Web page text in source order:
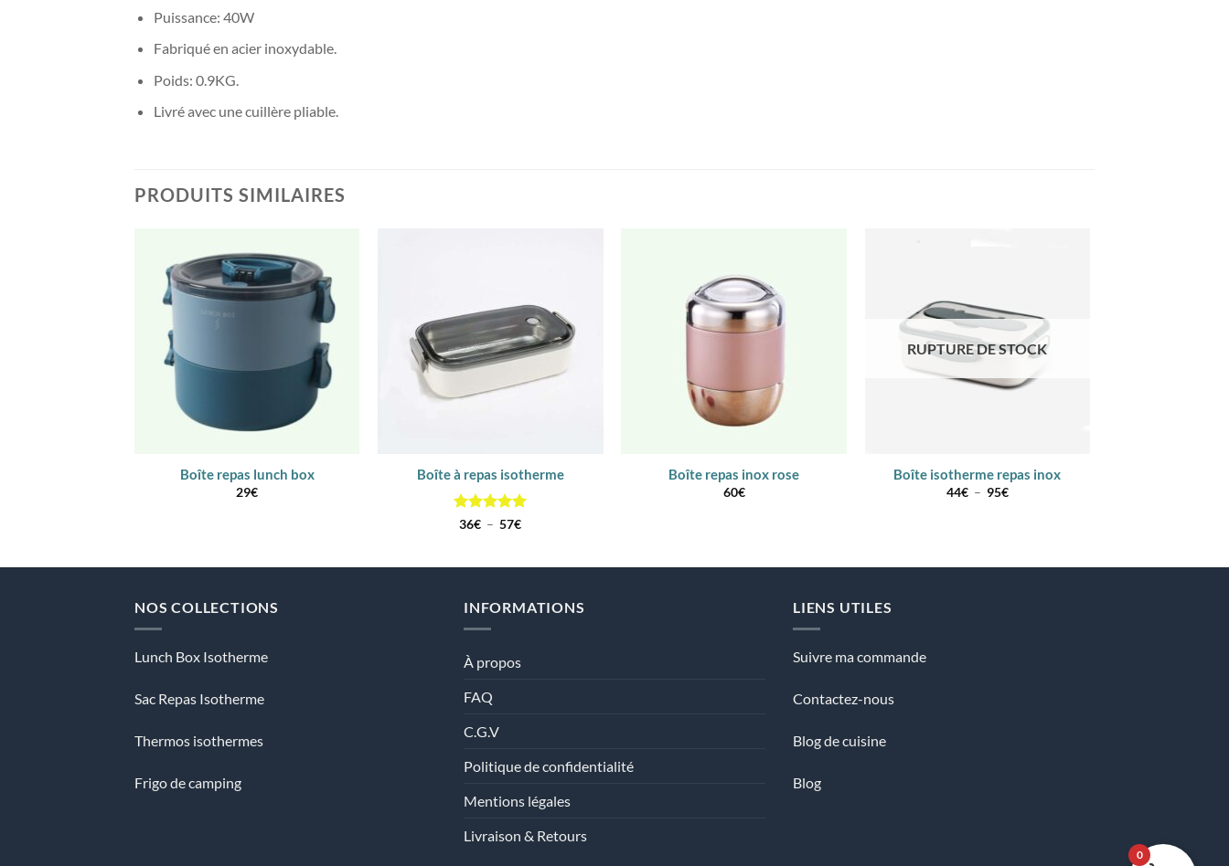
Puissance: 40W
Fabriqué en acier inoxydable.
Poids: 0.9KG.
Livré avec une cuillère pliable.
PRODUITS SIMILAIRES
Boîte repas lunch box
29€
Boîte à repas isotherme
Note5 sur
36€ – 57€Plage
Boîte repas inox rose
60€
RUPTURE DE STOCK
Boîte isotherme repas inox
44€ – 95€Plage
NOS COLLECTIONS
Lunch Box Isotherme
Sac Repas Isotherme
Thermos isothermes
Frigo de camping
INFORMATIONS
À propos
FAQ
C.G.V
Politique de confidentialité
Mentions légales
Livraison & Retours
LIENS UTILES
Suivre ma commande
Contactez-nous
Blog de cuisine
Blog
0